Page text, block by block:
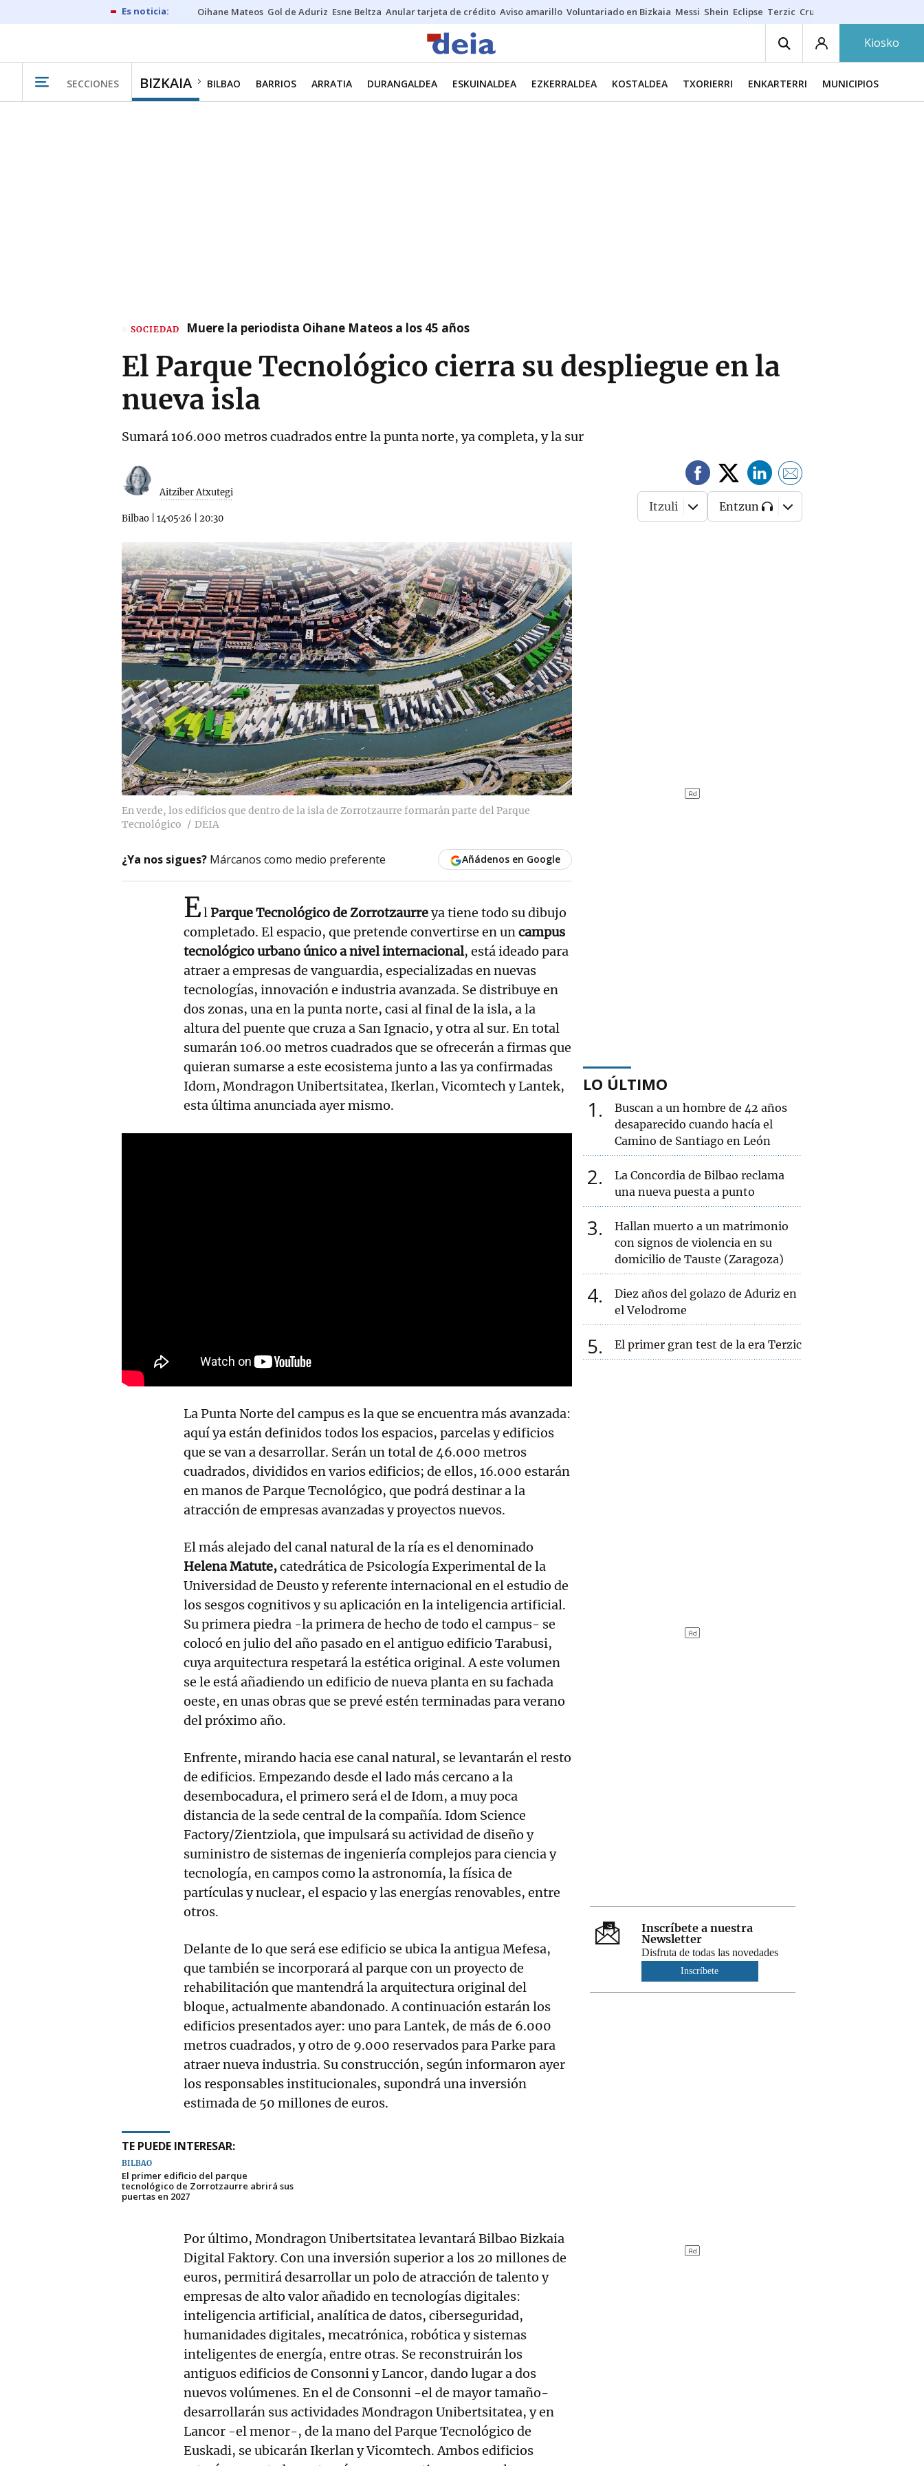
Oihane Mateos Gol de Aduriz Esne Beltza Anular tarjeta de crédito Aviso amarillo Voluntariado en Bizkaia Messi Shein Eclipse Terzic Cruz Gorbeia
Kiosko
SECCIONES BIZKAIA BILBAO BARRIOS ARRATIA DURANGALDEA ESKUINALDEA EZKERRALDEA KOSTALDEA TXORIERRI ENKARTERRI MUNICIPIOS
SOCIEDAD Muere la periodista Oihane Mateos a los 45 años
El Parque Tecnológico cierra su despliegue en la
nueva isla
Sumará 106.000 metros cuadrados entre la punta norte, ya completa, y la sur
Aitziber Atxutegi
Bilbao 14·05·26 20:30
Itzuli Entzun
En verde, los edificios que dentro de la isla de Zorrotzaurre formarán parte del Parque
Tecnológico
DEIA
¿Ya nos sigues? Márcanos como medio preferente Añádenos en Google
ElParque Tecnológico de Zorrotzaurreya tiene todo su dibujo
completado. El espacio, que pretende convertirse en uncampus
tecnológico urbano único a nivel internacional, está ideado para
atraer a empresas de vanguardia, especializadas en nuevas
tecnologías, innovación e industria avanzada. Se distribuye en
dos zonas, una en la punta norte, casi al final de la isla, a la
altura del puente que cruza a San Ignacio, y otra al sur. En total
sumarán 106.00 metros cuadrados que se ofrecerán a firmas que
quieran sumarse a este ecosistema junto a las ya confirmadas
Idom, Mondragon Unibertsitatea, Ikerlan, Vicomtech y Lantek,
esta última anunciada ayer mismo.
La Punta Norte del campus es la que se encuentra más avanzada:
aquí ya están definidos todos los espacios, parcelas y edificios
que se van a desarrollar. Serán un total de 46.000 metros
cuadrados, divididos en varios edificios; de ellos, 16.000 estarán
en manos de Parque Tecnológico, que podrá destinar a la
atracción de empresas avanzadas y proyectos nuevos.
El más alejado del canal natural de la ría es el denominado
Helena Matute,catedrática de Psicología Experimental de la
Universidad de Deusto y referente internacional en el estudio de
los sesgos cognitivos y su aplicación en la inteligencia artificial.
Su primera piedra -la primera de hecho de todo el campus- se
colocó en julio del año pasado en el antiguo edificio Tarabusi,
cuya arquitectura respetará la estética original. A este volumen
se le está añadiendo un edificio de nueva planta en su fachada
oeste, en unas obras que se prevé estén terminadas para verano
del próximo año.
Enfrente, mirando hacia ese canal natural, se levantarán el resto
de edificios. Empezando desde el lado más cercano a la
desembocadura, el primero será el de Idom, a muy poca
distancia de la sede central de la compañía. Idom Science
Factory/Zientziola, que impulsará su actividad de diseño y
suministro de sistemas de ingeniería complejos para ciencia y
tecnología, en campos como la astronomía, la física de
partículas y nuclear, el espacio y las energías renovables, entre
otros.
Delante de lo que será ese edificio se ubica la antigua Mefesa,
que también se incorporará al parque con un proyecto de
rehabilitación que mantendrá la arquitectura original del
bloque, actualmente abandonado. A continuación estarán los
edificios presentados ayer: uno para Lantek, de más de 6.000
metros cuadrados, y otro de 9.000 reservados para Parke para
atraer nueva industria. Su construcción, según informaron ayer
los responsables institucionales, supondrá una inversión
estimada de 50 millones de euros.
TE PUEDE INTERESAR:
BILBAO
El primer edificio del parque
tecnológico de Zorrotzaurre abrirá sus
puertas en 2027
Por último, Mondragon Unibertsitatea levantará Bilbao Bizkaia
Digital Faktory. Con una inversión superior a los 20 millones de
euros, permitirá desarrollar un polo de atracción de talento y
empresas de alto valor añadido en tecnologías digitales:
inteligencia artificial, analítica de datos, ciberseguridad,
humanidades digitales, mecatrónica, robótica y sistemas
inteligentes de energía, entre otras. Se reconstruirán los
antiguos edificios de Consonni y Lancor, dando lugar a dos
nuevos volúmenes. En el de Consonni -el de mayor tamaño-
desarrollarán sus actividades Mondragon Unibertsitatea, y en
Lancor -el menor-, de la mano del Parque Tecnológico de
Euskadi, se ubicarán Ikerlan y Vicomtech. Ambos edificios
LO ÚLTIMO
1
Buscan a un hombre de 42 años
desaparecido cuando hacía el
Camino de Santiago en León
2
La Concordia de Bilbao reclama
una nueva puesta a punto
3
Hallan muerto a un matrimonio
con signos de violencia en su
domicilio de Tauste (Zaragoza)
4
Diez años del golazo de Aduriz en
el Velodrome
5 El primer gran test de la era Terzic
Inscríbete a nuestra
Newsletter
Disfruta de todas las novedades
Inscríbete